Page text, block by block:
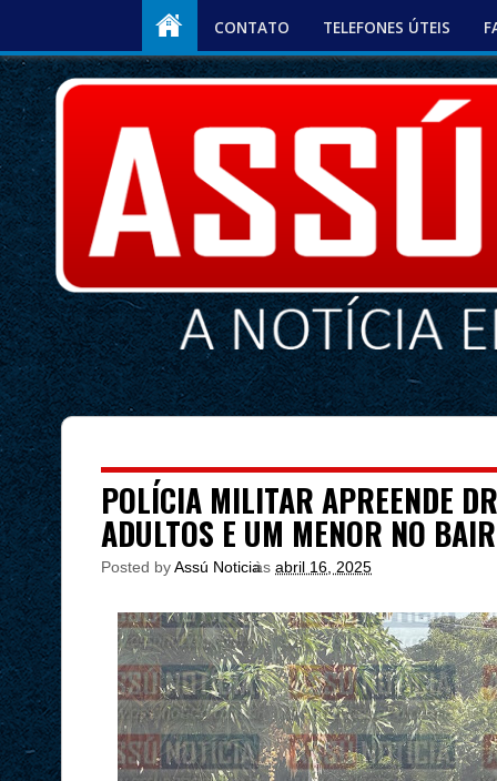
CONTATO TELEFONES ÚTEIS
POLÍCIA MILITAR APREENDE
ADULTOS E UM MENOR NO
Posted byAssú Noticia
às abril 16, 2025